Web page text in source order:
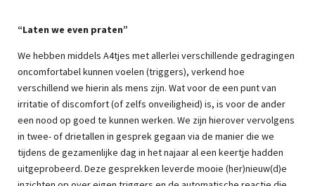
“Laten we even praten”
We hebben middels A4tjes met allerlei verschillende gedragingen
oncomfortabel kunnen voelen (triggers), verkend hoe
verschillend we hierin als mens zijn. Wat voor de een punt van
irritatie of discomfort (of zelfs onveiligheid) is, is voor de ander
een nood op goed te kunnen werken. We zijn hierover vervolgens
in twee- of drietallen in gesprek gegaan via de manier die we
tijdens de gezamenlijke dag in het najaar al een keertje hadden
uitgeprobeerd. Deze gesprekken leverde mooie (her)nieuw(d)e